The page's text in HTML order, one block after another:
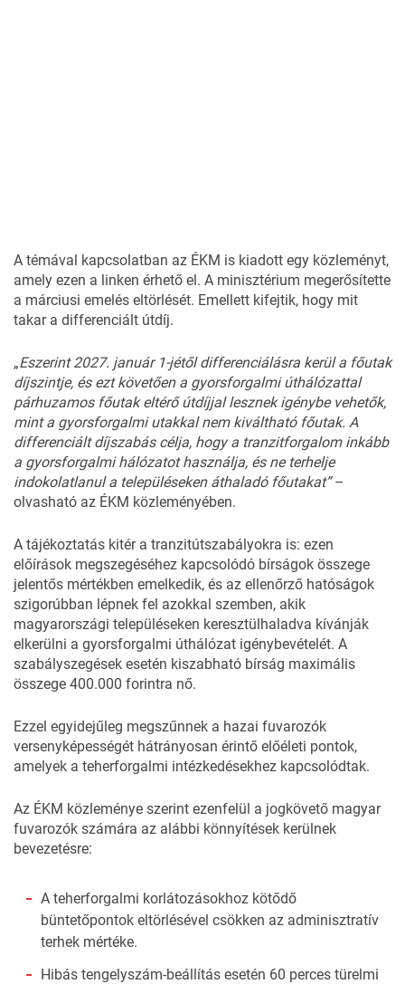
A témával kapcsolatban az ÉKM is kiadott egy közleményt,
amely ezen a linken érhető el. A minisztérium megerősítette
a márciusi emelés eltörlését. Emellett kifejtik, hogy mit
takar a differenciált útdíj.
„Eszerint 2027. január 1-jétől differenciálásra kerül a főutak
díjszintje, és ezt követően a gyorsforgalmi úthálózattal
párhuzamos főutak eltérő útdíjjal lesznek igénybe vehetők,
mint a gyorsforgalmi utakkal nem kiváltható főutak. A
differenciált díjszabás célja, hogy a tranzitforgalom inkább
a gyorsforgalmi hálózatot használja, és ne terhelje
indokolatlanul a településeken áthaladó főutakat”–
olvasható az ÉKM közleményében.
A tájékoztatás kitér a tranzitútszabályokra is: ezen
előírások megszegéséhez kapcsolódó bírságok összege
jelentős mértékben emelkedik, és az ellenőrző hatóságok
szigorúbban lépnek fel azokkal szemben, akik
magyarországi településeken keresztülhaladva kívánják
elkerülni a gyorsforgalmi úthálózat igénybevételét. A
szabályszegések esetén kiszabható bírság maximális
összege 400.000 forintra nő.
Ezzel egyidejűleg megszűnnek a hazai fuvarozók
versenyképességét hátrányosan érintő előéleti pontok,
amelyek a teherforgalmi intézkedésekhez kapcsolódtak.
Az ÉKM közleménye szerint ezenfelül a jogkövető magyar
fuvarozók számára az alábbi könnyítések kerülnek
bevezetésre:
A teherforgalmi korlátozásokhoz kötődő
büntetőpontok eltörlésével csökken az adminisztratív
terhek mértéke.
Hibás tengelyszám-beállítás esetén 60 perces türelmi